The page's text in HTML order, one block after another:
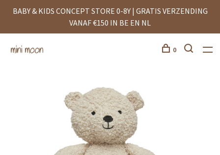
BABY & KIDS CONCEPT STORE 0-8Y | GRATIS VERZENDING
VANAF €150 IN BE EN NL
0